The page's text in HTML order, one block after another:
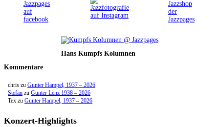
Hans Kumpfs Kolumnen
Kommentare
chris zu Gunter Hampel, 1937 – 2026
Stefan zu Günter Lenz 1938 – 2026
Tex zu Gunter Hampel, 1937 – 2026
Konzert-Highlights